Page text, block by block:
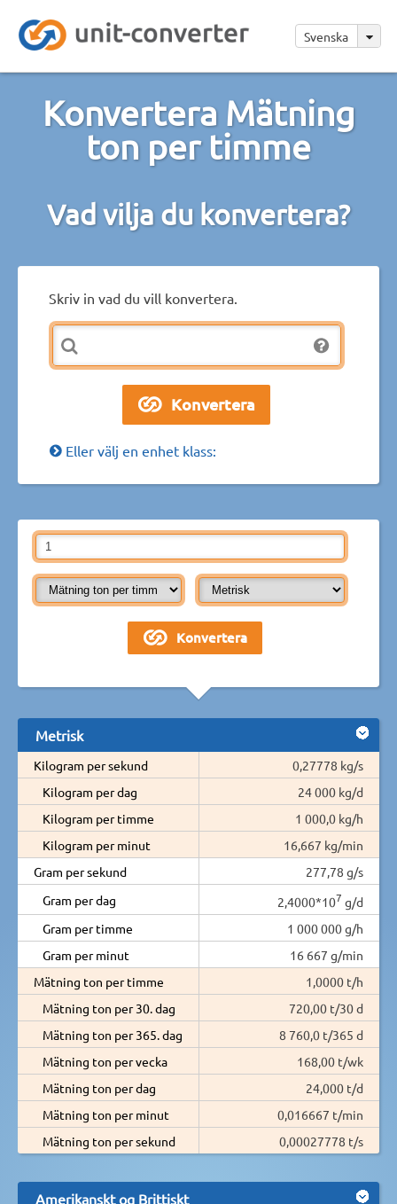
Svenska
Konvertera Mätning
ton per timme
Vad vilja du konvertera?
Skriv in vad du vill konvertera.
Eller välj en enhet klass:
Metrisk
Kilogram per sekund
0,27778 kg/s
Kilogram per dag
24 000 kg/d
Kilogram per timme
1 000,0 kg/h
Kilogram per minut
16,667 kg/min
Gram per sekund
277,78 g/s
Gram per dag
2,4000*107 g/d
Gram per timme
1 000 000 g/h
Gram per minut
16 667 g/min
Mätning ton per timme
1,0000 t/h
Mätning ton per 30. dag
720,00 t/30 d
Mätning ton per 365. dag
8 760,0 t/365 d
Mätning ton per vecka
168,00 t/wk
Mätning ton per dag
24,000 t/d
Mätning ton per minut
0,016667 t/min
Mätning ton per sekund
0,00027778 t/s
Amerikanskt og Brittiskt